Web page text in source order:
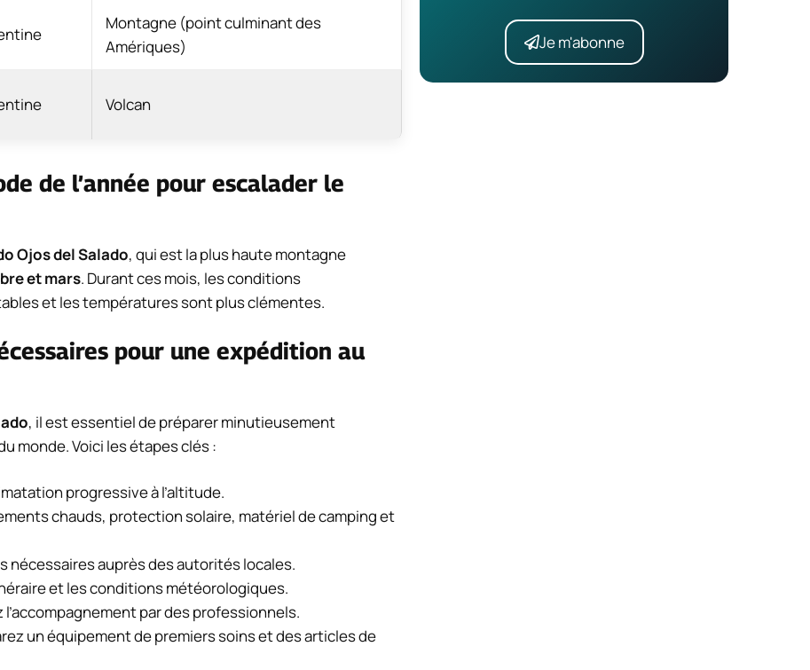
Montagne (point culminant des
Amériques)
Volcan
de l’année pour escalader le
Ojos del Salado, qui est la plus haute montagne
et mars. Durant ces mois, les conditions
et les températures sont plus clémentes.
pour une expédition au
, il est essentiel de préparer minutieusement
monde. Voici les étapes clés :
progressive à l’altitude.
chauds, protection solaire, matériel de camping et
nécessaires auprès des autorités locales.
et les conditions météorologiques.
l’accompagnement par des professionnels.
un équipement de premiers soins et des articles de
Je m'abonne